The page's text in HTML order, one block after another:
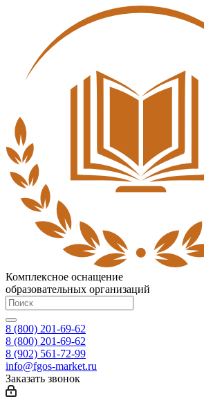
Комплексное оснащение
образовательных организаций
8 (800) 201-69-62
8 (800) 201-69-62
8 (902) 561-72-99
info@fgos-market.ru
Заказать звонок